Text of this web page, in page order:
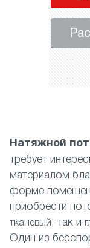
Натяжной
требует
материалом
форме
приобрести
тканевый , так и
Один из